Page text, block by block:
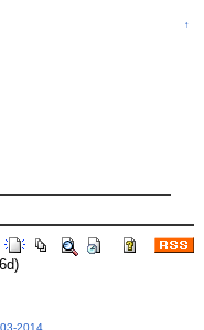
↑
2014